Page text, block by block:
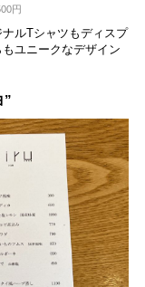
円
ルTシャツもディスプ
ユニークなデザイン
”